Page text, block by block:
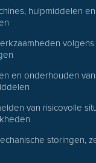
hulpmiddelen
en onderhouden
van risicovolle
storingen,